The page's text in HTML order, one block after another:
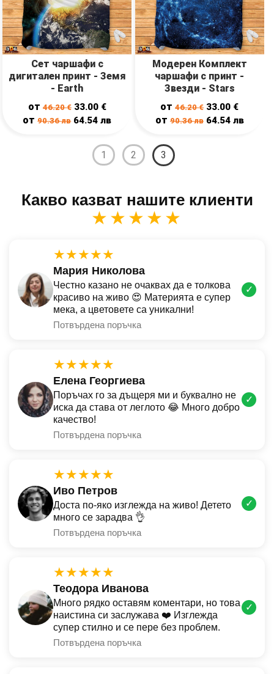
Сет чаршафи с
дигитален принт - Земя
- Earth
от46.20€ 33.00 €
от90.36лв 64.54лв
Модерен Комплект
чаршафи с принт -
Звезди - Stars
от46.20€ 33.00 €
от 90.36лв 64.54 лв
1 2 3
Какво казват нашите клиенти
★★★★★
★★★★★
Мария Николова
Честно казано не очаквах да е толкова
красиво на живо 😍 Материята е супер
мека, а цветовете са уникални!
Потвърдена поръчка
✓
★★★★★
Елена Георгиева
Поръчах го за дъщеря ми и буквално не
иска да става от леглото 😂 Много добро
качество!
Потвърдена поръчка
✓
★★★★★
Иво Петров
Доста по-яко изглежда на живо! Детето
много се зарадва 👌
Потвърдена поръчка
✓
★★★★★
Теодора Иванова
Много рядко оставям коментари, но това
наистина си заслужава ❤️ Изглежда
супер стилно и се пере без проблем.
Потвърдена поръчка
✓